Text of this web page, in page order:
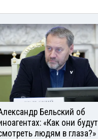
Бельский об
«Как они будут
людям в глаза?»